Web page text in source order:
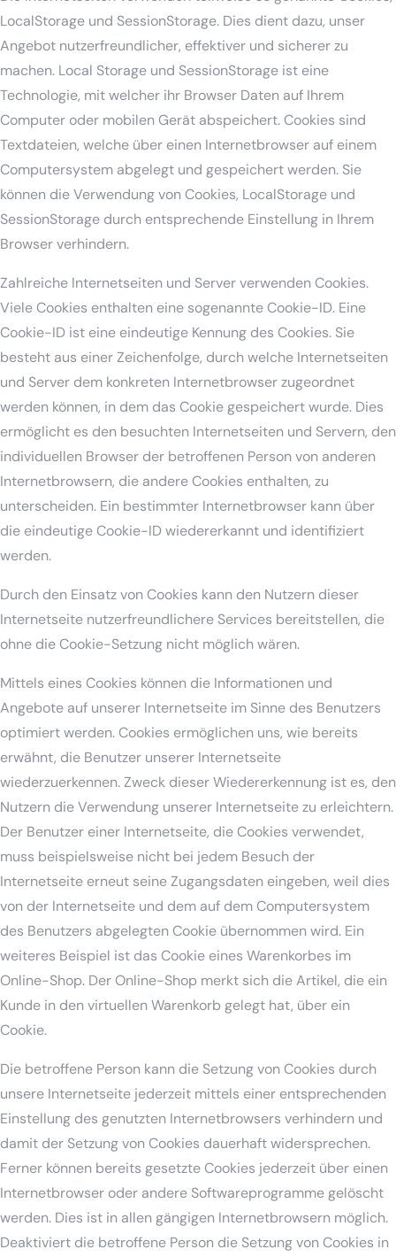
LocalStorage und SessionStorage. Dies dient dazu, unser
Angebot nutzerfreundlicher, effektiver und sicherer zu
machen. Local Storage und SessionStorage ist eine
Technologie, mit welcher ihr Browser Daten auf Ihrem
Computer oder mobilen Gerät abspeichert. Cookies sind
Textdateien, welche über einen Internetbrowser auf einem
Computersystem abgelegt und gespeichert werden. Sie
können die Verwendung von Cookies, LocalStorage und
SessionStorage durch entsprechende Einstellung in Ihrem
Browser verhindern.
Zahlreiche Internetseiten und Server verwenden Cookies.
Viele Cookies enthalten eine sogenannte Cookie-ID. Eine
Cookie-ID ist eine eindeutige Kennung des Cookies. Sie
besteht aus einer Zeichenfolge, durch welche Internetseiten
und Server dem konkreten Internetbrowser zugeordnet
werden können, in dem das Cookie gespeichert wurde. Dies
ermöglicht es den besuchten Internetseiten und Servern, den
individuellen Browser der betroffenen Person von anderen
Internetbrowsern, die andere Cookies enthalten, zu
unterscheiden. Ein bestimmter Internetbrowser kann über
die eindeutige Cookie-ID wiedererkannt und identifiziert
werden.
Durch den Einsatz von Cookies kann den Nutzern dieser
Internetseite nutzerfreundlichere Services bereitstellen, die
ohne die Cookie-Setzung nicht möglich wären.
Mittels eines Cookies können die Informationen und
Angebote auf unserer Internetseite im Sinne des Benutzers
optimiert werden. Cookies ermöglichen uns, wie bereits
erwähnt, die Benutzer unserer Internetseite
wiederzuerkennen. Zweck dieser Wiedererkennung ist es, den
Nutzern die Verwendung unserer Internetseite zu erleichtern.
Der Benutzer einer Internetseite, die Cookies verwendet,
muss beispielsweise nicht bei jedem Besuch der
Internetseite erneut seine Zugangsdaten eingeben, weil dies
von der Internetseite und dem auf dem Computersystem
des Benutzers abgelegten Cookie übernommen wird. Ein
weiteres Beispiel ist das Cookie eines Warenkorbes im
Online-Shop. Der Online-Shop merkt sich die Artikel, die ein
Kunde in den virtuellen Warenkorb gelegt hat, über ein
Cookie.
Die betroffene Person kann die Setzung von Cookies durch
unsere Internetseite jederzeit mittels einer entsprechenden
Einstellung des genutzten Internetbrowsers verhindern und
damit der Setzung von Cookies dauerhaft widersprechen.
Ferner können bereits gesetzte Cookies jederzeit über einen
Internetbrowser oder andere Softwareprogramme gelöscht
werden. Dies ist in allen gängigen Internetbrowsern möglich.
Deaktiviert die betroffene Person die Setzung von Cookies in